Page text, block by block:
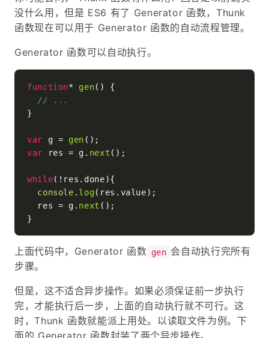
没什么用，但是 ES6 有了 Generator 函数，Thunk
函数现在可以用于 Generator 函数的自动流程管理。
Generator 函数可以自动执行。
function* gen( ) {
// ...
}
var g = gen
var res = g. next ();
while(!res. done){
console . log(res. value);
  res = g.
next ();
上面代码中，Generator 函数 gen 会自动执行完所有
步骤。
但是，这不适合异步操作。如果必须保证前一步执行
完，才能执行后一步，上面的自动执行就不可行。这
时，Thunk 函数就能派上用处。以读取文件为例。下